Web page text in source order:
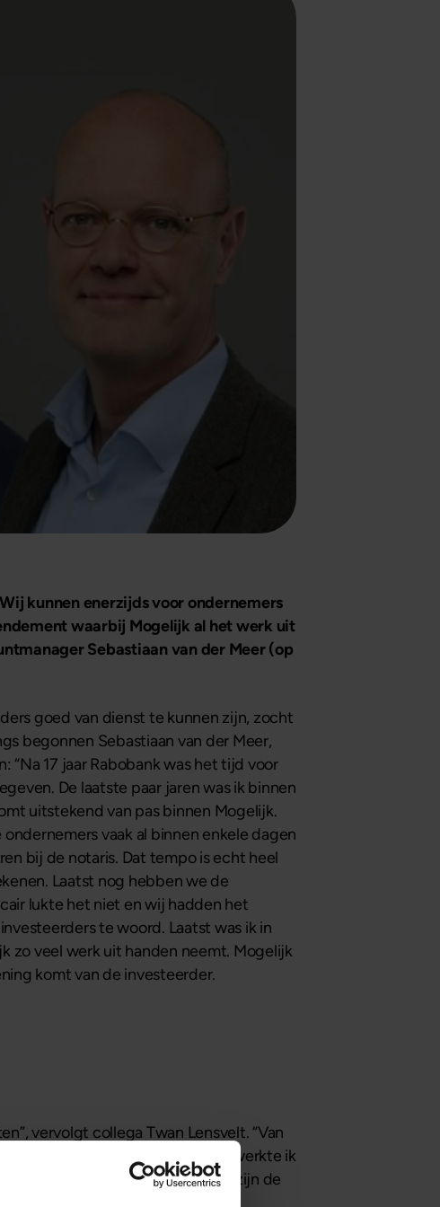
kunnen enerzijds voor ondernemers
waarbij Mogelijk al het werk uit
Sebastiaan van der Meer (op
goed van dienst te kunnen zijn, zocht
begonnen Sebastiaan van der Meer,
17 jaar Rabobank was het tijd voor
De laatste paar jaren was ik binnen
uitstekend van pas binnen Mogelijk.
vaak al binnen enkele dagen
bij de notaris. Dat tempo is echt heel
Laatst nog hebben we de
lukte het niet en wij hadden het
te woord. Laatst was ik in
zo veel werk uit handen neemt. Mogelijk
komt van de investeerder.
vervolgt collega Twan Lensvelt. “Van
“Voordat ik bij Mogelijk kwam, werkte ik
ligt. In de huidige markt zijn de
zijn risicovol. Mogelijk biedt